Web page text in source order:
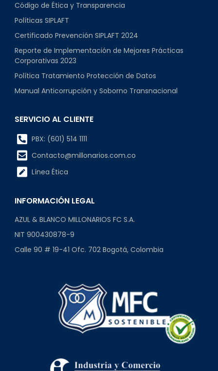
Código de Ética y Transparencia
Políticas SIPLAFT
Certificado Prevención SIPLAFT 2024
Reporte de Implementación de Mejores Prácticas
Corporativas 2023
Política Tratamiento Protección de Datos
Manual Anticorrupción y Soborno Transnacional
SERVICIO AL CLIENTE
PBX: (601) 514 1111
Contacto@millonarios.com.co
Línea Ética
INFORMACIÓN LEGAL
AZUL & BLANCO MILLONARIOS FC S.A.
NIT 900430878-9
Calle 90 # 19-41 Ofc. 702 Bogotá, Colombia